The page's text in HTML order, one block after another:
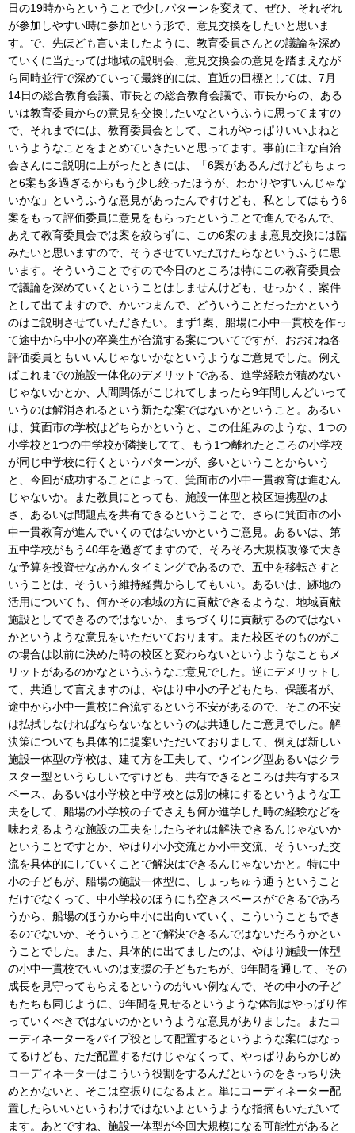
日の19時からということで少しパターンを変えて、ぜひ、それぞれ
が参加しやすい時に参加という形で、意見交換をしたいと思いま
す。で、先ほども言いましたように、教育委員さんとの議論を深め
ていくに当たっては地域の説明会、意見交換会の意見を踏まえなが
ら同時並行で深めていって最終的には、直近の目標としては、7月
14日の総合教育会議、市長との総合教育会議で、市長からの、ある
いは教育委員からの意見を交換したいなというふうに思ってますの
で、それまでには、教育委員会として、これがやっぱりいいよねと
いうようなことをまとめていきたいと思ってます。事前に主な自治
会さんにご説明に上がったときには、「6案があるんだけどもちょっ
と6案も多過ぎるからもう少し絞ったほうが、わかりやすいんじゃな
いかな」というふうな意見があったんですけども、私としてはもう6
案をもって評価委員に意見をもらったということで進んでるんで、
あえて教育委員会では案を絞らずに、この6案のまま意見交換には臨
みたいと思いますので、そうさせていただけたらなというふうに思
います。そういうことですので今日のところは特にこの教育委員会
で議論を深めていくということはしませんけども、せっかく、案件
として出てますので、かいつまんで、どういうことだったかという
のはご説明させていただきたい。まず1案、船場に小中一貫校を作っ
て途中から中小の卒業生が合流する案についてですが、おおむね各
評価委員ともいいんじゃないかなというようなご意見でした。例え
ばこれまでの施設一体化のデメリットである、進学経験が積めない
じゃないかとか、人間関係がこじれてしまったら9年間しんどいって
いうのは解消されるという新たな案ではないかということ。あるい
は、箕面市の学校はどちらかというと、この仕組みのような、1つの
小学校と1つの中学校が隣接してて、もう1つ離れたところの小学校
が同じ中学校に行くというパターンが、多いということからいう
と、今回が成功することによって、箕面市の小中一貫教育は進むん
じゃないか。また教員にとっても、施設一体型と校区連携型のよ
さ、あるいは問題点を共有できるということで、さらに箕面市の小
中一貫教育が進んでいくのではないかというご意見。あるいは、第
五中学校がもう40年を過ぎてますので、そろそろ大規模改修で大き
な予算を投資せなあかんタイミングであるので、五中を移転さすと
いうことは、そういう維持経費からしてもいい。あるいは、跡地の
活用についても、何かその地域の方に貢献できるような、地域貢献
施設としてできるのではないか、まちづくりに貢献するのではない
かというような意見をいただいております。また校区そのものがこ
の場合は以前に決めた時の校区と変わらないというようなこともメ
リットがあるのかなというふうなご意見でした。逆にデメリットし
て、共通して言えますのは、やはり中小の子どもたち、保護者が、
途中から小中一貫校に合流するという不安があるので、そこの不安
は払拭しなければならないなというのは共通したご意見でした。解
決策についても具体的に提案いただいておりまして、例えば新しい
施設一体型の学校は、建て方を工夫して、ウイング型あるいはクラ
スター型というらしいですけども、共有できるところは共有するス
ペース、あるいは小学校と中学校とは別の棟にするというような工
夫をして、船場の小学校の子でさえも何か進学した時の経験などを
味わえるような施設の工夫をしたらそれは解決できるんじゃないか
ということですとか、やはり小小交流とか小中交流、そういった交
流を具体的にしていくことで解決はできるんじゃないかと。特に中
小の子どもが、船場の施設一体型に、しょっちゅう通うということ
だけでなくって、中小学校のほうにも空きスペースができるであろ
うから、船場のほうから中小に出向いていく、こういうこともでき
るのでないか、そういうことで解決できるんではないだろうかとい
うことでした。また、具体的に出てましたのは、やはり施設一体型
の小中一貫校でいいのは支援の子どもたちが、9年間を通して、その
成長を見守ってもらえるというのがいい例なんで、その中小の子ど
もたちも同じように、9年間を見せるというような体制はやっぱり作
っていくべきではないのかというような意見がありました。またコ
ーディネーターをパイプ役として配置するというような案にはなっ
てるけども、ただ配置するだけじゃなくって、やっぱりあらかじめ
コーディネーターはこういう役割をするんだというのをきっちり決
めとかないと、そこは空振りになるよと。単にコーディネーター配
置したらいいというわけではないよというような指摘もいただいて
ます。あとですね、施設一体型が今回大規模になる可能性があると